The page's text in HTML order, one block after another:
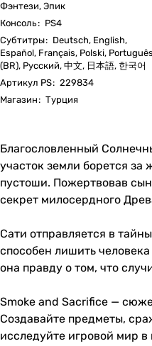
Фэнтези, Эпик
Консоль: PS4
Субтитры: Deutsch, English,
Español, Français, Polski, Português
(BR), Русский, 中文, 日本語, 한국어
Артикул PS: 229834
Магазин: Турция
Благословленный
участок земли борется за
пустоши. Пожертвовав
секрет милосердного
Сати отправляется в
способен лишить
она правду о том, что
Smoke and Sacrifice —
Создавайте предметы,
исследуйте игровой мир в